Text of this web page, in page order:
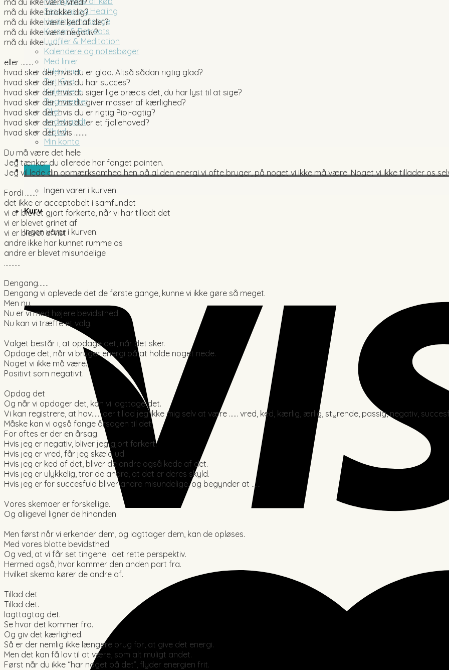
Sessions og Healing
Healingsmassage
Kurser & Retreats
Lydfiler & Meditation
Kalendere og notesbøger
Med linier
Uden linier
Dot Grid
Kalendere
Bogmærker
Olier
Andet godt
Tilbud
Min konto
0,00kr.
Ingen varer i kurven.
Kurv
Ingen varer i kurven.
må du ikke brokke dig?
må du ikke være ked af det?
må du ikke være negativ?
må du ikke ………
eller ……..
hvad sker der, hvis du er glad. Altså sådan rigtig glad?
hvad sker der, hvis du har succes?
hvad sker der, hvis du siger lige præcis det, du har lyst til at sige?
hvad sker der, hvis du giver masser af kærlighed?
hvad sker der, hvis du er rigtig Pipi-agtig?
hvad sker der, hvis du er et fjollehoved?
hvad sker der, hvis ………
Du må være det hele
Jeg tænker du allerede har fanget pointen.
Jeg vil lede din opmærksomhed hen på al den energi vi ofte bruger, på noget vi ikke må være. Noget vi ikke tillader os
Fordi ……..
det ikke er acceptabelt i samfundet
vi er blevet gjort forkerte, når vi har tilladt det
vi er blevet grinet af
vi er blevet afvist
andre ikke har kunnet rumme os
andre er blevet misundelige
………..
Dengang…….
Dengang vi oplevede det de første gange, kunne vi ikke gøre så meget.
Men nu.
Nu er vi med højere bevidsthed.
Nu kan vi træffe et valg.
Valget består i, at opdage det, når det sker.
Opdage det, når vi bruger energi på at holde noget nede.
Noget vi ikke må være.
Positivt som negativt.
Opdag det
Og når vi opdager det, kan vi iagttage det.
Vi kan registrere, at hov…… der tillod jeg ikke mig selv at være …… vred, ked, kærlig, ærlig, styrende, passig, negativ,
Måske kan vi også fange årsagen til det.
For oftes er der en årsag.
Hvis jeg er negativ, bliver jeg gjort forkert.
Hvis jeg er vred, får jeg skæld ud.
Hvis jeg er ked af det, bliver de andre også kede af det.
Hvis jeg er ulykkelig, tror de andre, at det er deres skyld.
Hvis jeg er for succesfuld bliver andre misundelige, og begynder at ……
Vores skemaer er forskellige.
Og alligevel ligner de hinanden.
Men først når vi erkender dem, og iagttager dem, kan de opløses.
Med vores blotte bevidsthed.
Og ved, at vi får set tingene i det rette perspektiv.
Hermed også, hvor kommer den anden part fra.
Hvilket skema kører de andre af.
Tillad det
Tillad det.
Iagttagtag det.
Se hvor det kommer fra.
Og giv det kærlighed.
Så er der nemlig ikke længere brug for, at give det energi.
Men det kan få lov til at være, som alt muligt andet.
Først når du ikke “har noget på det”, flyder energien frit.